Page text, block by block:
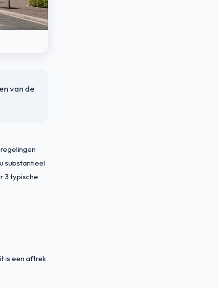
van de
substantieel
3 typische
is een aftrek